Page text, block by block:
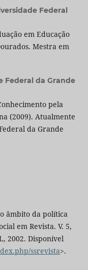
Federal
em Educação
Mestra em
Federal da Grande
pela
(2009). Atualmente
da Grande
âmbito da política
em Revista. V. 5,
2002. Disponível
ssrevista>.